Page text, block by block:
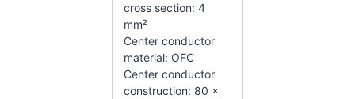
cross section: 4
mm²
Center conductor
material: OFC
Center conductor
construction: 80 x